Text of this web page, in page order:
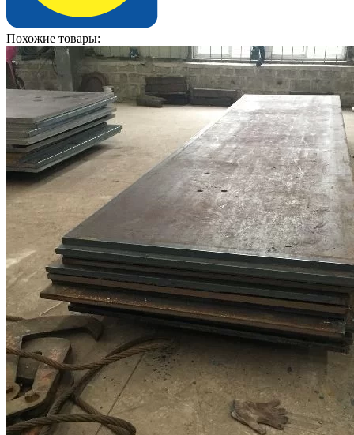
Похожие товары: